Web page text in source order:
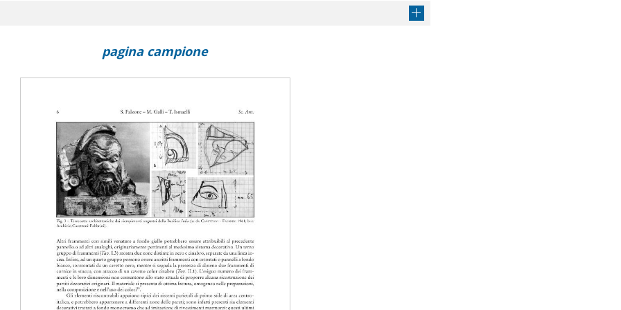
Ottieni articolo
Domus dell'ex Convento di S. Francesco a Rimini
indagini archeologiche sotto le Terme di Traiano a Roma
di secondo stile da Aquileia
del cosiddetto Auditorium di Mecenate a Roma : una nuova
schedatura delle pitture ostiensi : il caso dell'Insula III, X.
Aquileia (UD) : un caso di studio dallo scavo della Casa delle Bestie
pagina campione